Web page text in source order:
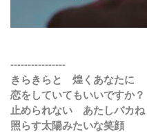
----------------
きらきらと 煌くあなたに
恋をしていてもいいですか？
止められない あたしバカね
照らす太陽みたいな笑顔